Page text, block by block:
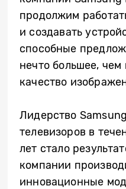
продолжим
и создавать
способные
нечто большее,
качество
Лидерство
телевизоров в
лет стало
компании
инновационные